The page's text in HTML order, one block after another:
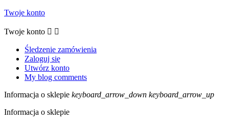
Twoje konto
Twoje konto  
Śledzenie zamówienia
Zaloguj się
Utwórz konto
My blog comments
Informacja o sklepie keyboard_arrow_down keyboard_arrow_up
Informacja o sklepie